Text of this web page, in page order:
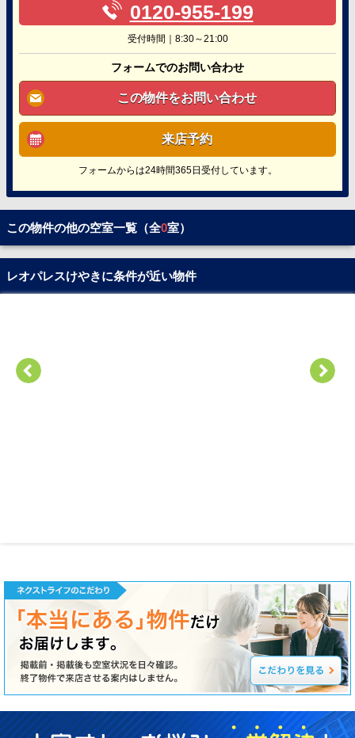
0120-955-199
受付時間｜8:30～21:00
フォームでのお問い合わせ
この物件をお問い合わせ
来店予約
フォームからは24時間365日受付しています。
この物件の他の空室一覧（全0室）
レオパレスけやきに条件が近い物件